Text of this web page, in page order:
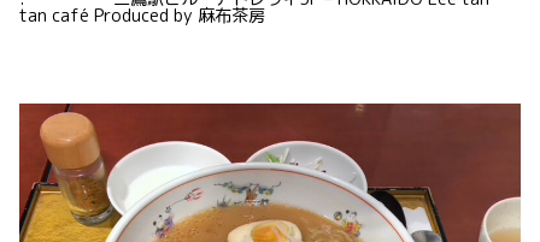
tan café Produced by 麻布茶房